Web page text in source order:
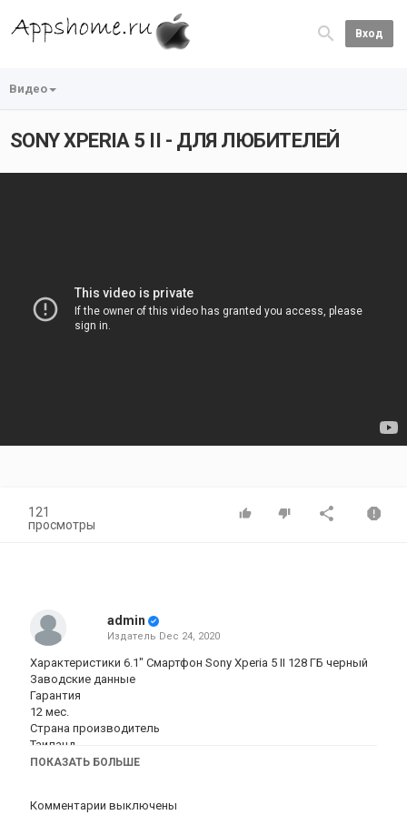
Вход
Видео
SONY XPERIA 5 II - ДЛЯ ЛЮБИТЕЛЕЙ
121
просмотры
admin
Издатель Dec 24, 2020
Характеристики 6.1" Смартфон Sony Xperia 5 II 128 ГБ черный
Заводские данные
Гарантия
12 мес.
Страна производитель
Таиланд
Общие параметры
Внешний вид
ПОКАЗАТЬ БОЛЬШЕ
Комментарии выключены